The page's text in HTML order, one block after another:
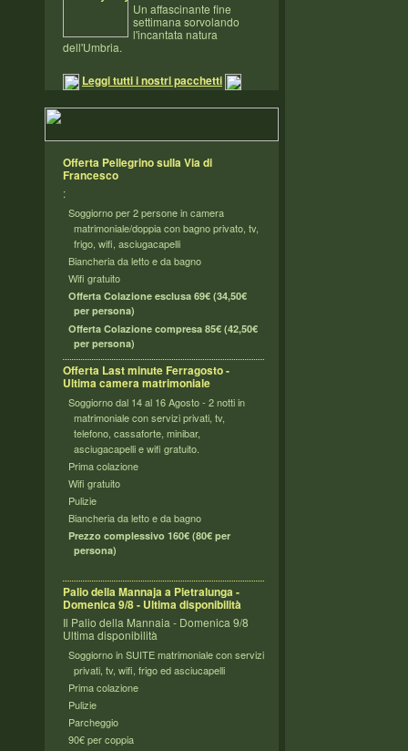
Un affascinante fine
settimana sorvolando
l'incantata natura
dell'Umbria.
Leggi tutti i nostri pacchetti
Offerta Pellegrino sulla Via di
Francesco
:
Soggiorno per 2 persone in camera
matrimoniale/doppia con bagno privato, tv,
frigo, wifi, asciugacapelli
Biancheria da letto e da bagno
Wifi gratuito
Offerta Colazione esclusa 69€ (34,50€
per persona)
Offerta Colazione compresa 85€ (42,50€
per persona)
Offerta Last minute Ferragosto -
Ultima camera matrimoniale
Soggiorno dal 14 al 16 Agosto - 2 notti in
matrimoniale con servizi privati, tv,
telefono, cassaforte, minibar,
asciugacapelli e wifi gratuito.
Prima colazione
Wifi gratuito
Pulizie
Biancheria da letto e da bagno
Prezzo complessivo 160€ (80€ per
persona)
Palio della Mannaja a Pietralunga -
Domenica 9/8 - Ultima disponibilità
Il Palio della Mannaia - Domenica 9/8
Ultima disponibilità
Soggiorno in SUITE matrimoniale con servizi
privati, tv, wifi, frigo ed asciucapelli
Prima colazione
Pulizie
Parcheggio
90€ per coppia